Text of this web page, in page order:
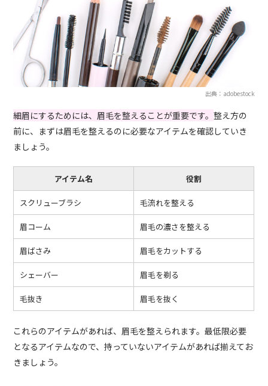
出典：adobestock
細眉にするためには、眉毛を整えることが重要です。整え方の
前に、まずは眉毛を整えるのに必要なアイテムを確認していき
ましょう。
アイテム名 役割
スクリューブラシ 毛流れを整える
眉コーム 眉毛の濃さを整える
眉ばさみ 眉毛をカットする
シェーバー 眉毛を剃る
毛抜き 眉毛を抜く
これらのアイテムがあれば、眉毛を整えられます。最低限必要
となるアイテムなので、持っていないアイテムがあれば揃えてお
きましょう。